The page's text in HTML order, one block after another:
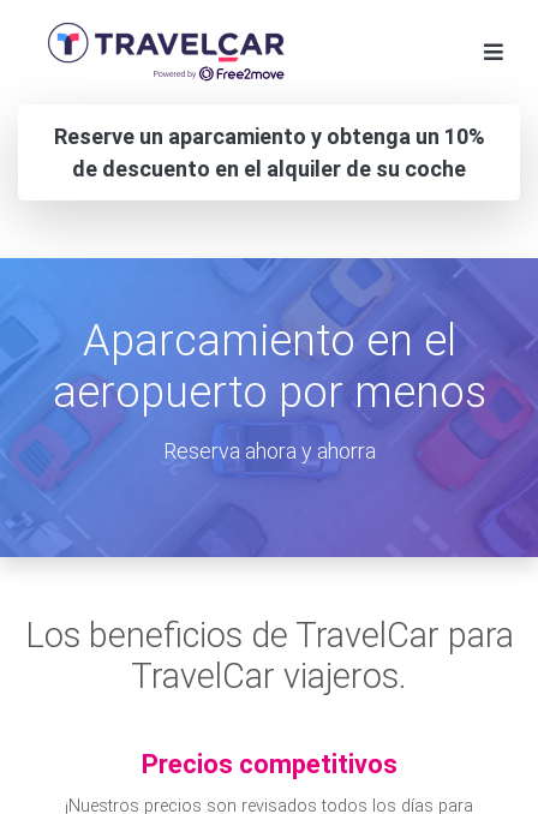
Reserve un aparcamiento y obtenga un 10%
de descuento en el alquiler de su coche
Aparcamiento en el
aeropuerto por menos
Reserva ahora y ahorra
Los beneficios de TravelCar para
TravelCar viajeros.
Precios competitivos
¡Nuestros precios son revisados todos los días para